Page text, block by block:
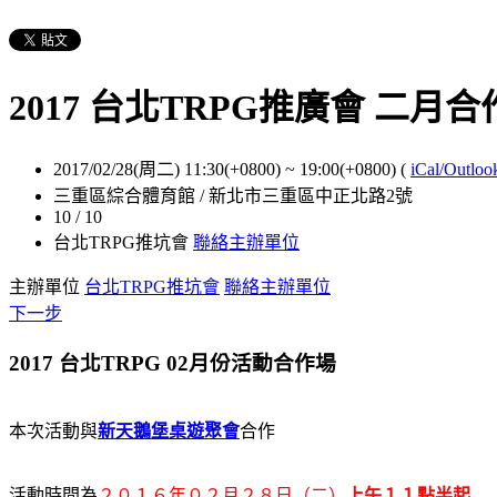
2017 台北TRPG推廣會 二月合
2017/02/28(周二) 11:30(+0800) ~ 19:00(+0800) ( iCal/
三重區綜合體育館 / 新北市三重區中正北路2號
10 / 10
台北TRPG推坑會 聯絡主辦單位
主辦單位 台北TRPG推坑會 聯絡主辦單位
下一步
2017 台北TRPG 02月份活動合作場
本次活動與新天鵝堡桌遊聚會合作